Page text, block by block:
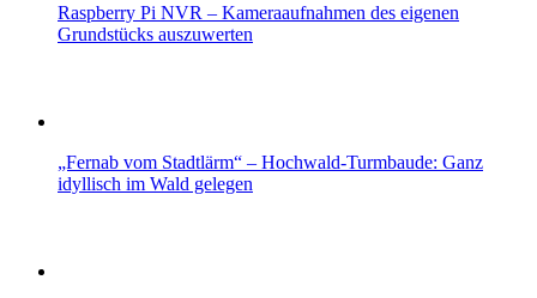
Raspberry Pi NVR – Kameraaufnahmen des eigenen
Grundstücks auszuwerten
„Fernab vom Stadtlärm“ – Hochwald-Turmbaude: Ganz
idyllisch im Wald gelegen